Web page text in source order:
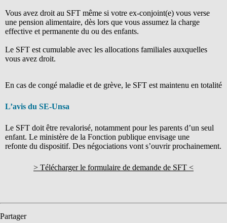
Vous avez droit au SFT même si votre ex-conjoint(e) vous verse
une pension alimentaire, dès lors que vous assumez la charge
effective et permanente du ou des enfants.
Le SFT est cumulable avec les allocations familiales auxquelles
vous avez droit.
En cas de congé maladie et de grève, le SFT est maintenu en totalité
L’avis du SE-Unsa
Le SFT doit être revalorisé, notamment pour les parents d’un seul
enfant. Le ministère de la Fonction publique envisage une
refonte du dispositif. Des négociations vont s’ouvrir prochainement.
> Télécharger le formulaire de demande de SFT <
Partager